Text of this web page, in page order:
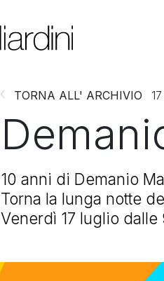
TORNA ALL' ARCHIVIO
10 anni di Demanio
Torna la lunga notte
Venerdì 17 luglio dalle